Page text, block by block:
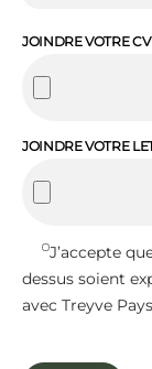
JOINDRE VOTRE CV
JOINDRE VOTRE
J’accepte
dessus soient
avec Treyve